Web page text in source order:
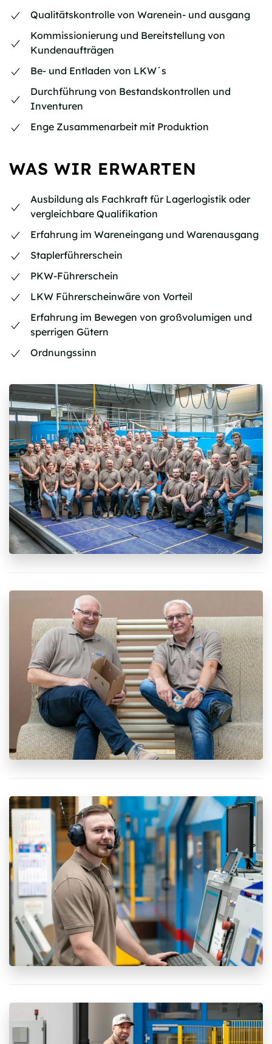
Qualitätskontrolle von Warenein- und ausgang
Kommissionierung und Bereitstellung von
Kundenaufträgen
Be- und Entladen von LKW´s
Durchführung von Bestandskontrollen und
Inventuren
Enge Zusammenarbeit mit Produktion
WAS WIR ERWARTEN
Ausbildung als Fachkraft für Lagerlogistik oder
vergleichbare Qualifikation
Erfahrung im Wareneingang und Warenausgang
Staplerführerschein
PKW-Führerschein
LKW Führerscheinwäre von Vorteil
Erfahrung im Bewegen von großvolumigen und
sperrigen Gütern
Ordnungssinn